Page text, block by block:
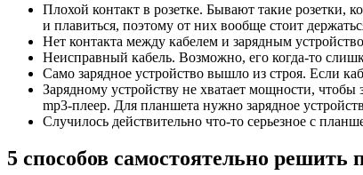
Плохой контакт в розетке. Бывают такие розетки,
и плавиться, поэтому от них вообще стоит
Нет контакта между кабелем и зарядным
Неисправный кабель. Возможно, его когда-то
Само зарядное устройство вышло из строя. Если
Зарядному устройству не хватает мощности,
mp3-плеер. Для планшета нужно зарядное
Случилось действительно что-то серьезное с
5 способов самостоятельно